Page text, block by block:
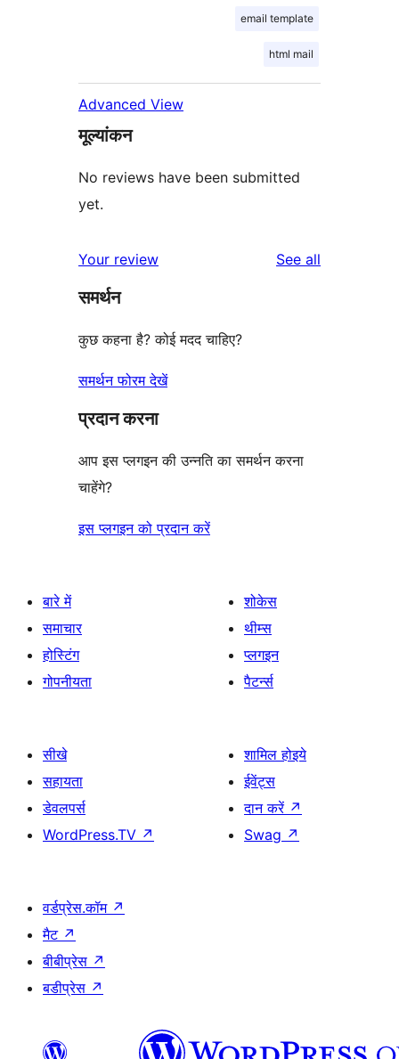
email template
html mail
Advanced View
मूल्यांकन
No reviews have been submitted
yet.
Your review See all
समर्थन
कुछ कहना है? कोई मदद चाहिए?
समर्थन फोरम देखें
प्रदान करना
आप इस प्लगइन की उन्नति का समर्थन करना
चाहेंगे?
इस प्लगइन को प्रदान करें
बारे में
समाचार
होस्टिंग
गोपनीयता
शोकेस
थीम्स
प्लगइन
पैटर्न्स
सीखे
सहायता
डेवलपर्स
WordPress.TV ↗
शामिल होइये
ईवेंट्स
दान करें ↗
Swag ↗
वर्डप्रेस.कॉम ↗
मैट ↗
बीबीप्रेस ↗
बडीप्रेस ↗